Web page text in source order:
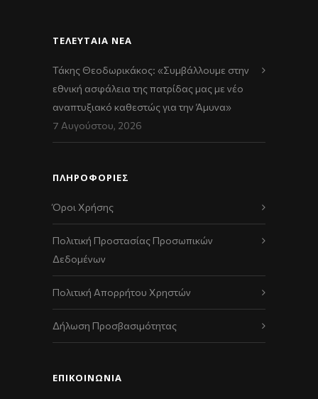
ΤΕΛΕΥΤΑΊΑ ΝΈΑ
Τάκης Θεοδωρικάκος: «Συμβάλλουμε στην
εθνική ασφάλεια της πατρίδας μας με νέο
αναπτυξιακό καθεστώς για την Άμυνα»
7 Αυγούστου, 2026
ΠΛΗΡΟΦΟΡΙΕΣ
Όροι Χρήσης
Πολιτική Προστασίας Προσωπικών
Δεδομένων
Πολιτική Απορρήτου Χρηστών
Δήλωση Προσβασιμότητας
ΕΠΙΚΟΙΝΩΝΊΑ